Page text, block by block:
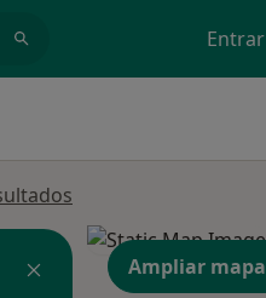
Entrar
Ampliar mapa